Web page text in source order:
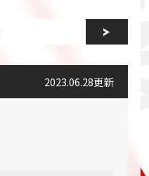
2023.06.28更新